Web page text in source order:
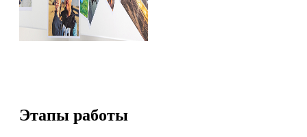
Этапы работы